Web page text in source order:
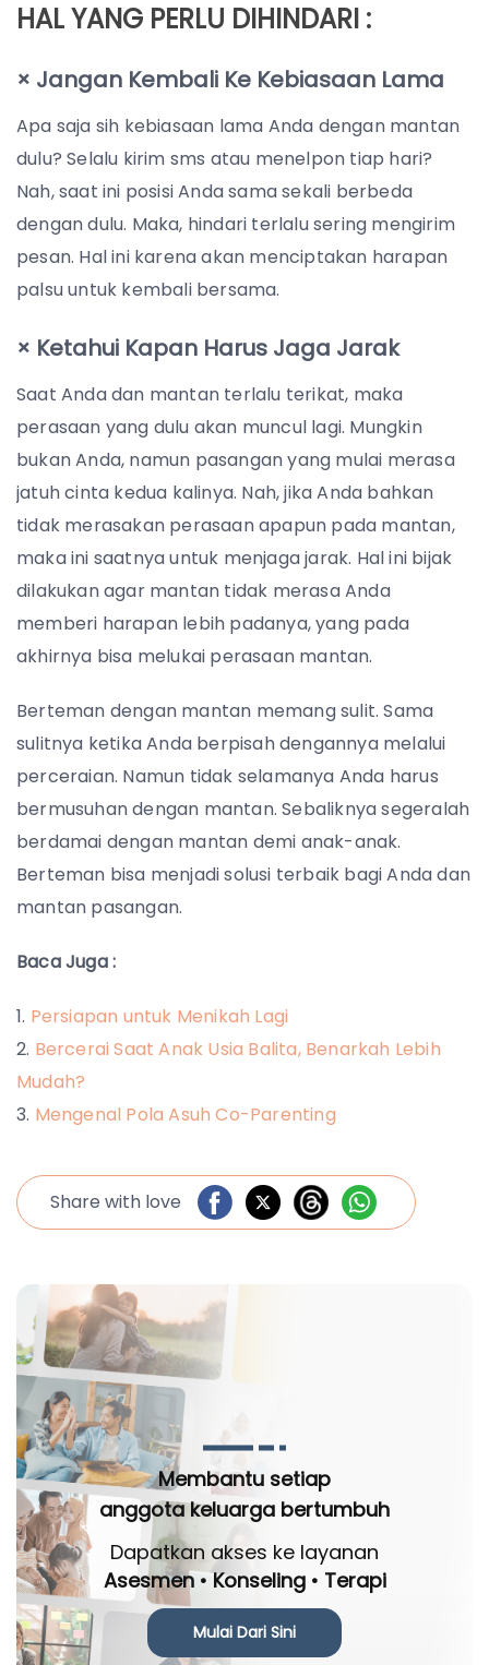
HAL YANG PERLU DIHINDARI :
× Jangan Kembali Ke Kebiasaan Lama
Apa saja sih kebiasaan lama Anda dengan mantan
dulu? Selalu kirim sms atau menelpon tiap hari?
Nah, saat ini posisi Anda sama sekali berbeda
dengan dulu. Maka, hindari terlalu sering mengirim
pesan. Hal ini karena akan menciptakan harapan
palsu untuk kembali bersama.
× Ketahui Kapan Harus Jaga Jarak
Saat Anda dan mantan terlalu terikat, maka
perasaan yang dulu akan muncul lagi. Mungkin
bukan Anda, namun pasangan yang mulai merasa
jatuh cinta kedua kalinya. Nah, jika Anda bahkan
tidak merasakan perasaan apapun pada mantan,
maka ini saatnya untuk menjaga jarak. Hal ini bijak
dilakukan agar mantan tidak merasa Anda
memberi harapan lebih padanya, yang pada
akhirnya bisa melukai perasaan mantan.
Berteman dengan mantan memang sulit. Sama
sulitnya ketika Anda berpisah dengannya melalui
perceraian. Namun tidak selamanya Anda harus
bermusuhan dengan mantan. Sebaliknya segeralah
berdamai dengan mantan demi anak-anak.
Berteman bisa menjadi solusi terbaik bagi Anda dan
mantan pasangan.
Baca Juga :
Persiapan untuk Menikah Lagi
Bercerai Saat Anak Usia Balita, Benarkah Lebih
Mudah?
Mengenal Pola Asuh Co-Parenting
Share with love
Membantu setiap
anggota keluarga bertumbuh
Dapatkan akses ke layanan
Asesmen • Konseling • Terapi
Mulai Dari Sini